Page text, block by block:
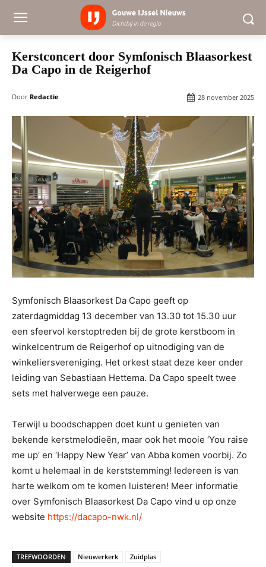
Kerstconcert door Symfonisch Blaasorkest
Da Capo in de Reigerhof
Door Redactie 28 november 2025
Symfonisch Blaasorkest Da Capo geeft op
zaterdagmiddag 13 december van 13.30 tot 15.30 uur
een sfeervol kerstoptreden bij de grote kerstboom in
winkelcentrum de Reigerhof op uitnodiging van de
winkeliersvereniging. Het orkest staat deze keer onder
leiding van Sebastiaan Hettema. Da Capo speelt twee
sets met halverwege een pauze.
Terwijl u boodschappen doet kunt u genieten van
bekende kerstmelodieën, maar ook het mooie ‘You raise
me up’ en ‘Happy New Year’ van Abba komen voorbij. Zo
komt u helemaal in de kerststemming! Iedereen is van
harte welkom om te komen luisteren! Meer informatie
over Symfonisch Blaasorkest Da Capo vind u op onze
website https://dacapo-nwk.nl/
TREFWOORDEN Nieuwerkerk Zuidplas